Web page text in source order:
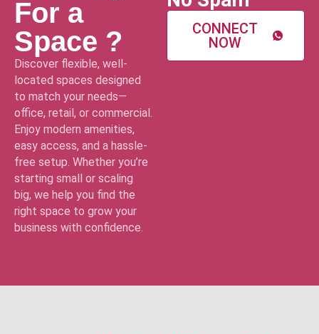
For a
Space ?
Discover flexible, well-
located spaces designed
to match your needs—
office, retail, or commercial.
Enjoy modern amenities,
easy access, and a hassle-
free setup. Whether you’re
starting small or scaling
big, we help you find the
right space to grow your
business with confidence.
CONNECT
NOW